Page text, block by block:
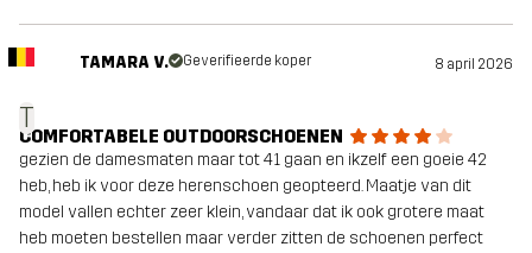
T
TAMARA V. Geverifieerde koper 8 april 2026
COMFORTABELE OUTDOORSCHOENEN
gezien de damesmaten maar tot 41 gaan en ikzelf een goeie 42
heb, heb ik voor deze herenschoen geopteerd. Maatje van dit
model vallen echter zeer klein, vandaar dat ik ook grotere maat
heb moeten bestellen maar verder zitten de schoenen perfect